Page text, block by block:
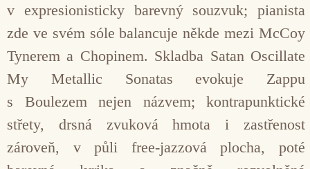
v expresionisticky barevný souzvuk; pianista
zde ve svém sóle balancuje někde mezi McCoy
Tynerem a Chopinem. Skladba Satan Oscillate
My Metallic Sonatas evokuje Zappu
s Boulezem nejen názvem; kontrapunktické
střety, drsná zvuková hmota i zastřenost
zároveň, v půli free-jazzová plocha, poté